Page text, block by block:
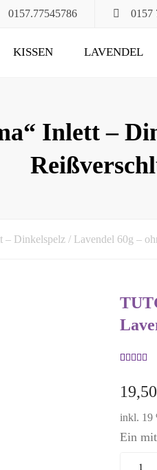
0157.77545786 0157
KISSEN LAVENDEL
FÜR MUND, HALS
UND HAARE
UND DANN NOCH
Inlett –
Dinkelspelz / Lavendel 60g –
mit 5.00
von 5,
auf
19,50
inkl. 19
Ein